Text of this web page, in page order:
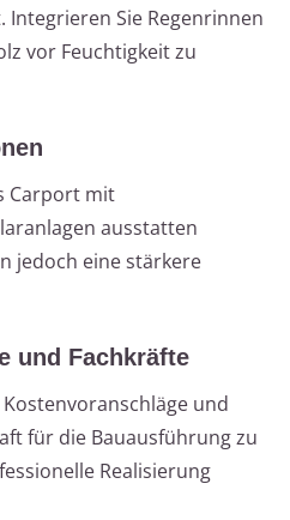
Sie Regenrinnen
vor Feuchtigkeit zu
Carport mit
ausstatten
jedoch eine stärkere
und Fachkräfte
und
für die Bauausführung zu
Realisierung